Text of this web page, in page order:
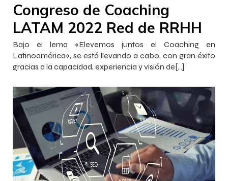
Congreso de Coaching
LATAM 2022 Red de RRHH
Bajo el lema «Elevemos juntos el Coaching en
Latinoamérica», se está llevando a cabo, con gran éxito
gracias a la capacidad, experiencia y visión de[…]